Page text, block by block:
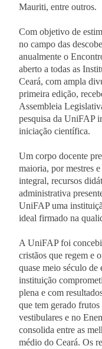
Mauriti, entre outros.
Com objetivo de
no campo das
anualmente o
aberto a todas as
Ceará, com ampla
primeira edição,
Assembleia
pesquisa da UniFAP
iniciação científica.
Um corpo docente
maioria, por mestres
integral, recursos
administrativa
UniFAP uma
ideal firmado na
A UniFAP foi
cristãos que regem e
quase meio século
instituição
plena e com
que tem gerado
vestibulares e no
consolida entre as
médio do Ceará. Os